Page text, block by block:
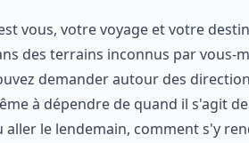
vous, votre voyage et votre
des terrains inconnus par vous-
demander autour des
à dépendre de quand il s'agit
aller le lendemain, comment s'y